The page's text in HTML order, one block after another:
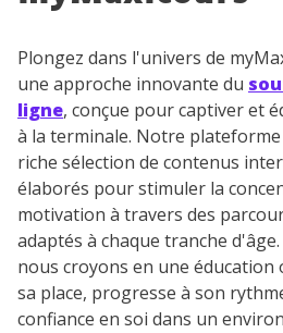
Plongez dans l'univers de
une approche innovante du
ligne, conçue pour captiver et
à la terminale. Notre
riche sélection de contenus
élaborés pour stimuler la
motivation à travers des
adaptés à chaque tranche
nous croyons en une éducation
sa place, progresse à son
confiance en soi dans un